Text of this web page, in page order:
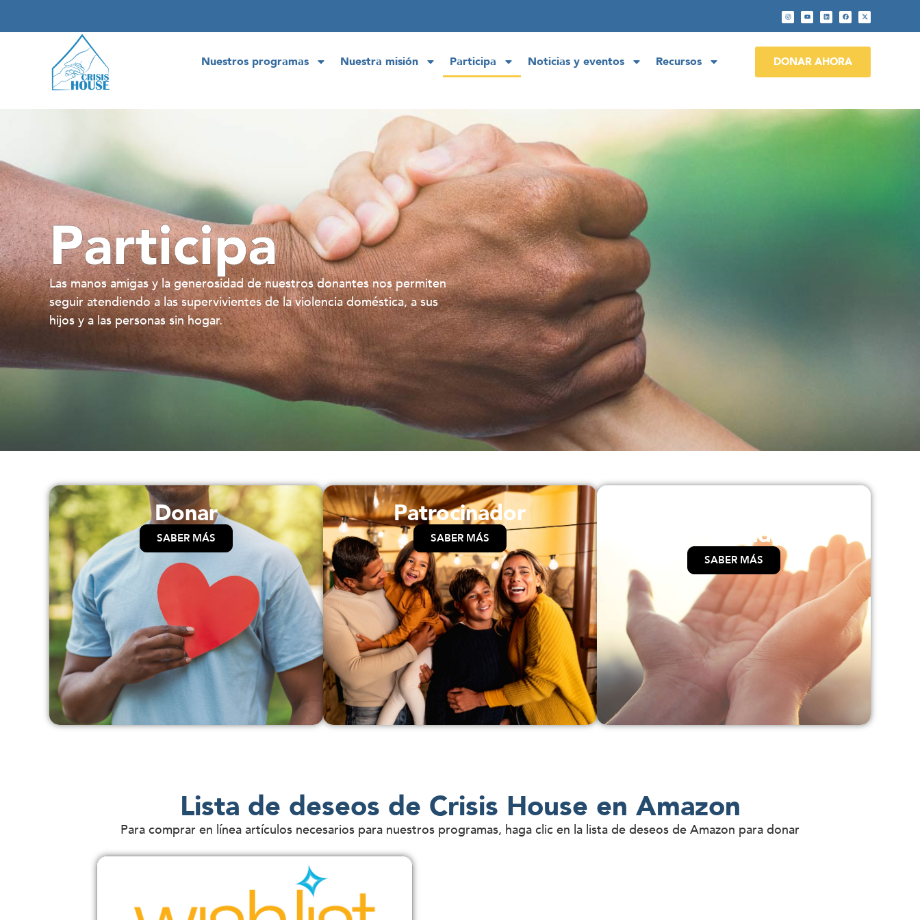
Nuestros programas Nuestra misión Participa Noticias y eventos Recursos DONAR AHORA
Participa
Las manos amigas y la generosidad de nuestros donantes nos permiten
seguir atendiendo a las supervivientes de la violencia doméstica, a sus
hijos y a las personas sin hogar.
Donar
SABER MÁS
Patrocinador
SABER MÁS planificadas
SABER MÁS
Lista de deseos de Crisis House en Amazon
Para comprar en línea artículos necesarios para nuestros programas, haga clic en la lista de deseos de Amazon para donar